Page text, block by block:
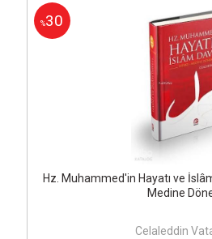
%30
Hz. Muhammed'in Hayatı ve
Medine
Celaleddin